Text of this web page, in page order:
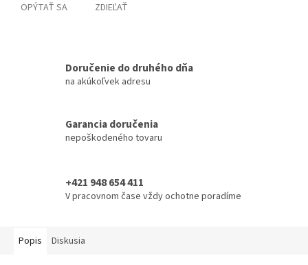
OPÝTAŤ SA ZDIEĽAŤ
Doručenie do druhého dňa
na akúkoľvek adresu
Garancia doručenia
nepoškodeného tovaru
+421 948 654 411
V pracovnom čase vždy ochotne poradíme
Popis Diskusia